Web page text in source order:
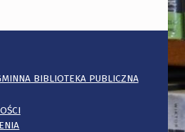
BIBLIOTEKA PUBLICZNA